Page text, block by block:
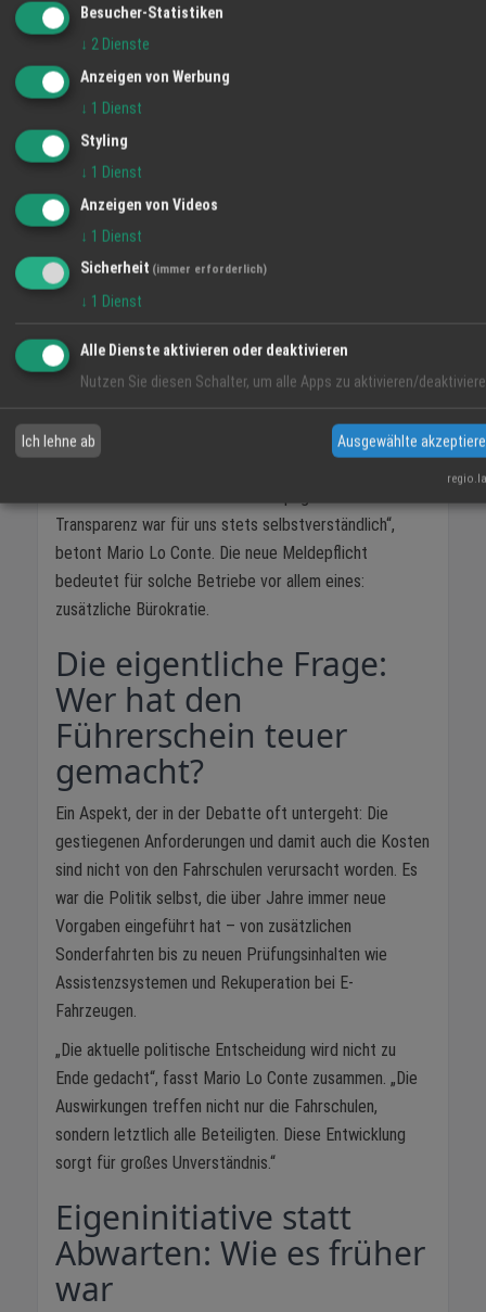
streng.“
Preistransparenz: Ein
Aspekt, den
Fahrschulen bereits
leben
Ein weiterer Reformpunkt sieht vor, dass Fahrschulen
ihre Preise künftig in einem zentralen Register melden
müssen – für mehr Vergleichbarkeit und Transparenz.
selbstverständlich.
„Zur Preisgestaltung ist festzuhalten, dass in unserem
selbstständig – vollständige Transparenz herrscht.
Transparenz war für uns stets selbstverständlich“,
betont Mario Lo Conte. Die neue Meldepflicht
bedeutet für solche Betriebe vor allem eines:
zusätzliche Bürokratie.
Die eigentliche Frage:
Wer hat den
Führerschein teuer
gemacht?
Ein Aspekt, der in der Debatte oft untergeht: Die
gestiegenen Anforderungen und damit auch die Kosten
sind nicht von den Fahrschulen verursacht worden. Es
war die Politik selbst, die über Jahre immer neue
Vorgaben eingeführt hat – von zusätzlichen
Sonderfahrten bis zu neuen Prüfungsinhalten wie
Assistenzsystemen und Rekuperation bei E-
Fahrzeugen.
„Die aktuelle politische Entscheidung wird nicht zu
Ende gedacht“, fasst Mario Lo Conte zusammen. „Die
Auswirkungen treffen nicht nur die Fahrschulen,
sondern letztlich alle Beteiligten. Diese Entwicklung
sorgt für großes Unverständnis.“
Eigeninitiative statt
Abwarten: Wie es früher
war
Besucher-Statistiken
↓ 2 Dienste
Anzeigen von Werbung
↓ 1 Dienst
Styling
↓ 1 Dienst
Anzeigen von Videos
↓ 1 Dienst
Sicherheit (immer erforderlich)
↓ 1 Dienst
Alle Dienste aktivieren oder deaktivieren
Nutzen Sie diesen Schalter, um alle Apps zu aktivieren/
Ich lehne ab Ausgewählte